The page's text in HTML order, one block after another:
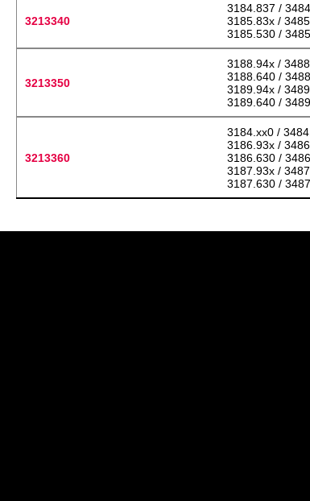
3213340
3184.837 /
3185.83x /
3185.530 /
3213350
3188.94x /
3188.640 /
3189.94x /
3189.640 /
3213360
3184.xx0 /
3186.93x /
3186.630 /
3187.93x /
3187.630 /